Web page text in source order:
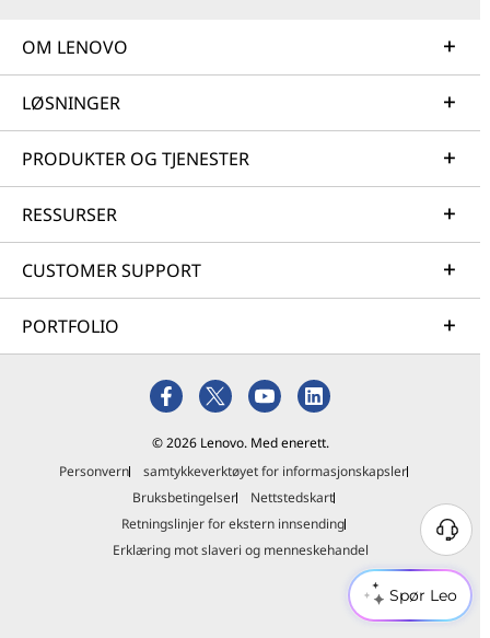
Spør Leo
OM LENOVO
LØSNINGER
PRODUKTER OG TJENESTER
RESSURSER
CUSTOMER SUPPORT
PORTFOLIO
© 2026 Lenovo. Med enerett.
Personvern
samtykkeverktøyet for informasjonskapsler
Bruksbetingelser
Nettstedskart
Retningslinjer for ekstern innsending
Erklæring mot slaveri og menneskehandel